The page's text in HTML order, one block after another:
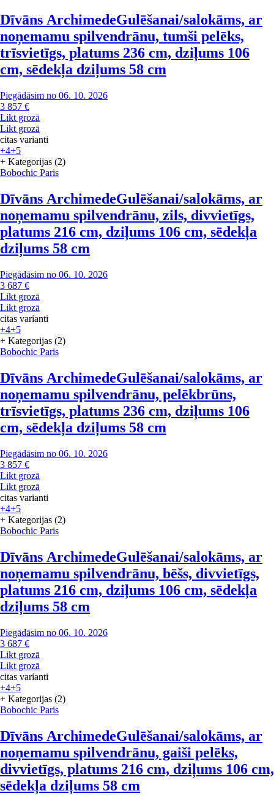
Dīvāns ArchimedeGulēšanai/salokāms, ar
noņemamu spilvendrānu, tumši pelēks,
trīsvietīgs, platums 236 cm, dziļums 106
cm, sēdekļa dziļums 58 cm
Piegādāsim no 06. 10. 2026
3 857 €
Likt grozā
Likt grozā
citas varianti
+4+5
+ Kategorijas (2)
Bobochic Paris
Dīvāns ArchimedeGulēšanai/salokāms, ar
noņemamu spilvendrānu, zils, divvietīgs,
platums 216 cm, dziļums 106 cm, sēdekļa
dziļums 58 cm
Piegādāsim no 06. 10. 2026
3 687 €
Likt grozā
Likt grozā
citas varianti
+4+5
+ Kategorijas (2)
Bobochic Paris
Dīvāns ArchimedeGulēšanai/salokāms, ar
noņemamu spilvendrānu, pelēkbrūns,
trīsvietīgs, platums 236 cm, dziļums 106
cm, sēdekļa dziļums 58 cm
Piegādāsim no 06. 10. 2026
3 857 €
Likt grozā
Likt grozā
citas varianti
+4+5
+ Kategorijas (2)
Bobochic Paris
Dīvāns ArchimedeGulēšanai/salokāms, ar
noņemamu spilvendrānu, bēšs, divvietīgs,
platums 216 cm, dziļums 106 cm, sēdekļa
dziļums 58 cm
Piegādāsim no 06. 10. 2026
3 687 €
Likt grozā
Likt grozā
citas varianti
+4+5
+ Kategorijas (2)
Bobochic Paris
Dīvāns ArchimedeGulēšanai/salokāms, ar
noņemamu spilvendrānu, gaiši pelēks,
divvietīgs, platums 216 cm, dziļums 106 cm,
sēdekļa dziļums 58 cm